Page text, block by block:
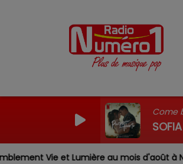
Come
Vie et Lumière au mois d'août à Nevoy